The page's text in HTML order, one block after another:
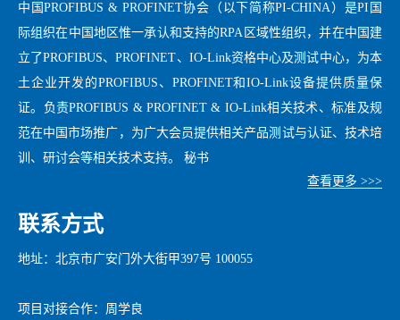
中国PROFIBUS & PROFINET协会（以下简称PI-CHINA）是PI国
际组织在中国地区惟一承认和支持的RPA区域性组织，并在中国建
立了PROFIBUS、PROFINET、IO-Link资格中心及测试中心，为本
土企业开发的PROFIBUS、PROFINET和IO-Link设备提供质量保
证。负责PROFIBUS & PROFINET & IO-Link相关技术、标准及规
范在中国市场推广，为广大会员提供相关产品测试与认证、技术培
训、研讨会等相关技术支持。 秘书
查看更多 >>>
联系方式
地址：北京市广安门外大街甲397号 100055
项目对接合作：周学良